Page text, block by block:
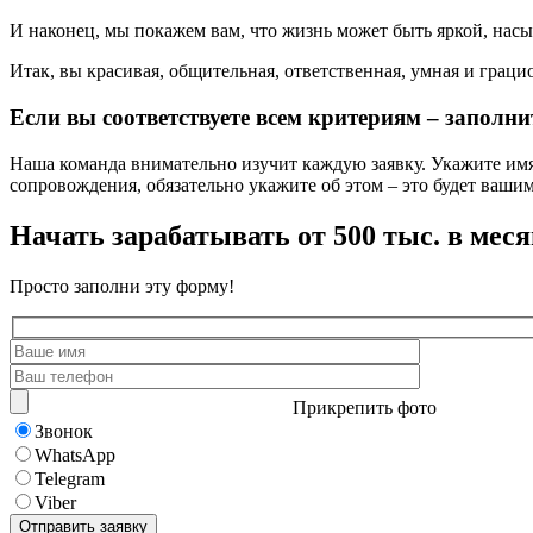
И наконец, мы покажем вам, что жизнь может быть яркой,
Итак, вы красивая, общительная, ответственная, умная и
Если вы соответствуете всем критериям –
Наша команда внимательно изучит каждую заявку. Укажите
сопровождения, обязательно укажите об этом – это будет
Начать зарабатывать от 500 тыс. в
Просто заполни эту форму!
Прикрепить фото
Звонок
WhatsApp
Telegram
Viber